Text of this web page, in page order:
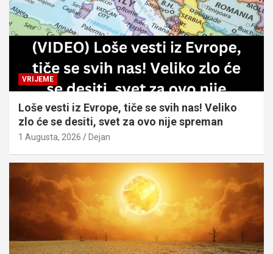
VRIJEME
Loše vesti iz Evrope, tiče se svih nas! Veliko
zlo će se desiti, svet za ovo nije spreman
1 Augusta, 2026 Dejan